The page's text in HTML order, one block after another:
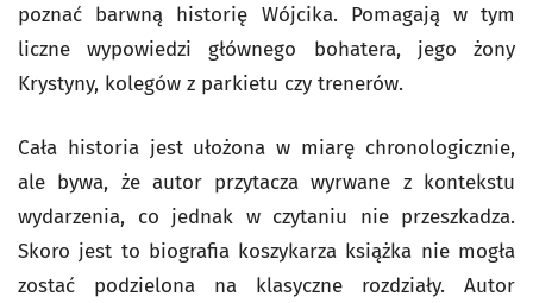
poznać barwną historię Wójcika. Pomagają w tym
liczne wypowiedzi głównego bohatera, jego żony
Krystyny, kolegów z parkietu czy trenerów.
Cała historia jest ułożona w miarę chronologicznie,
ale bywa, że autor przytacza wyrwane z kontekstu
wydarzenia, co jednak w czytaniu nie przeszkadza.
Skoro jest to biografia koszykarza książka nie mogła
zostać podzielona na klasyczne rozdziały. Autor